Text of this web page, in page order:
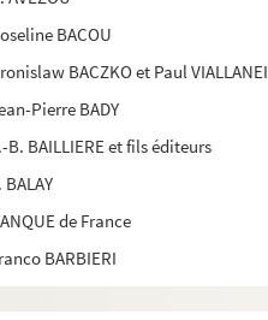
BACOU
BACZKO et Paul
Pierre BADY
B. BAILLIERE et fils éditeurs
BALAY
de France
BARBIERI